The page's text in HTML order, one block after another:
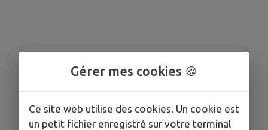
Gérer mes cookies 🍪
Ce site web utilise des cookies. Un cookie est
un petit fichier enregistré sur votre terminal